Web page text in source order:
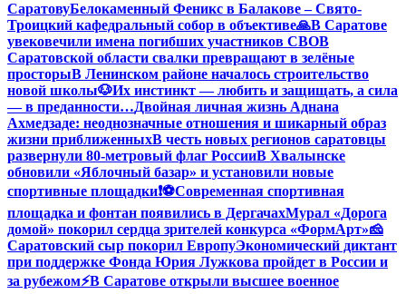
СаратовуБелокаменный Феникс в Балакове – Свято-
Троицкий кафедральный собор в объективе🙏В Саратове
увековечили имена погибших участников СВОВ
Саратовской области свалки превращают в зелёные
просторыВ Ленинском районе началось строительство
новой школы🐶Их инстинкт — любить и защищать, а сила
— в преданности…Двойная личная жизнь Аднана
Ахмедзаде: неоднозначные отношения и шикарный образ
жизни приближенныхВ честь новых регионов саратовцы
развернули 80-метровый флаг РоссииВ Хвалынске
обновили «Яблочный базар» и установили новые
спортивные площадки❗️⚽️Современная спортивная
площадка и фонтан появились в ДергачахМурал «Дорога
домой» покорил сердца зрителей конкурса «ФормАрт»🧀
Саратовский сыр покорил ЕвропуЭкономический диктант
при поддержке Фонда Юрия Лужкова пройдет в России и
за рубежом⚡️В Саратове открыли высшее военное